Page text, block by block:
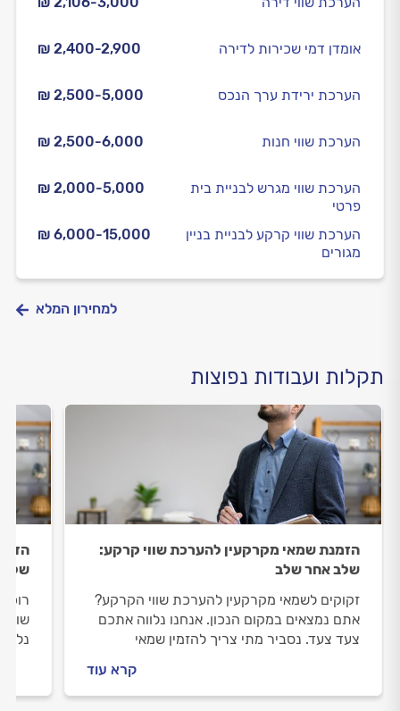
₪ 2,400-2,900 אומדן דמי שכירות לדירה
₪ 2,500-5,000 הערכת ירידת ערך הנכס
₪ 2,500-6,000 הערכת שווי חנות
₪ 2,000-5,000
הערכת שווי מגרש לבניית בית
פרטי
₪ 6,000-15,000
הערכת שווי קרקע לבניית בניין
מגורים
למחירון המלא
תקלות ועבודות נפוצות
הזמנת שמאי מקרקעין להערכת שווי קרקע:
שלב אחר שלב
זקוקים לשמאי מקרקעין להערכת שווי הקרקע?
אתם נמצאים במקום הנכון. אנחנו נלווה אתכם
צעד צעד. נסביר מתי צריך להזמין שמאי
קרא עוד
שלב